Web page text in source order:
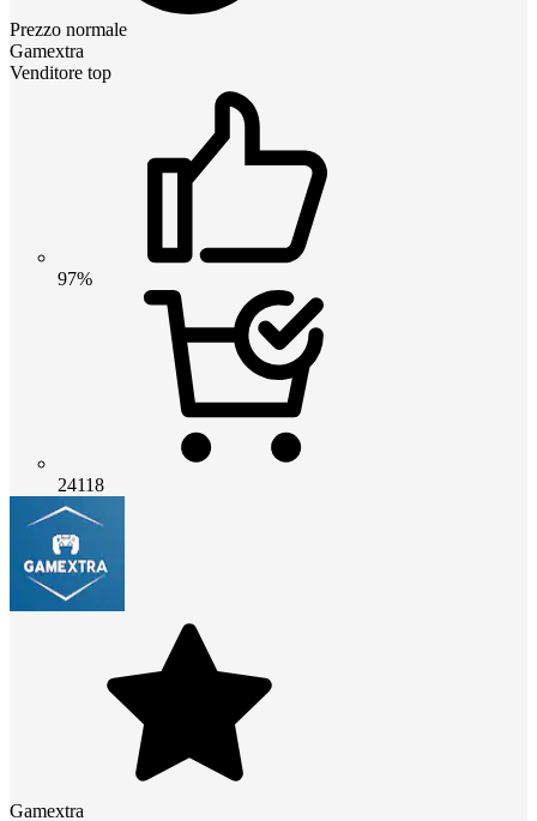
Prezzo normale
Gamextra
Venditore top
97%
24118
Gamextra